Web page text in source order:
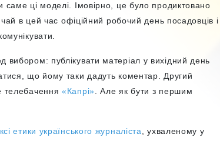
ці моделі. Імовірно, це було продиктовано
в цей час офіційний робочий день посадовців і
вибором: публікувати матеріал у вихідний день
що йому таки дадуть коментар. Другий
телебачення«Капрі» . Але як бути з першим
етики українського журналіста
, ухваленому у